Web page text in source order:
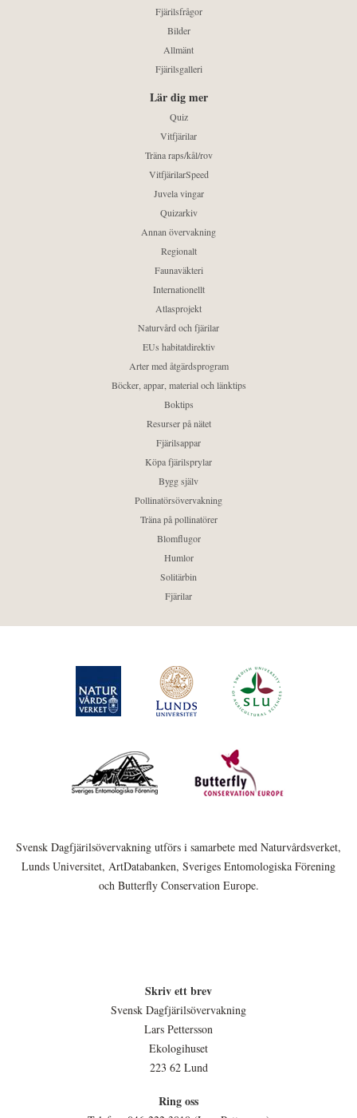
Fjärilsfrågor
Bilder
Allmänt
Fjärilsgalleri
Lär dig mer
Quiz
Vitfjärilar
Träna raps/kål/rov
VitfjärilarSpeed
Juvela vingar
Quizarkiv
Annan övervakning
Regionalt
Faunaväkteri
Internationellt
Atlasprojekt
Naturvård och fjärilar
EUs habitatdirektiv
Arter med åtgärdsprogram
Böcker, appar, material och länktips
Boktips
Resurser på nätet
Fjärilsappar
Köpa fjärilsprylar
Bygg själv
Pollinatörsövervakning
Träna på pollinatörer
Blomflugor
Humlor
Solitärbin
Fjärilar
Svensk Dagfjärilsövervakning utförs i samarbete med Naturvårdsverket,
Lunds Universitet, ArtDatabanken, Sveriges Entomologiska Förening
och Butterfly Conservation Europe.
Skriv ett brev
Svensk Dagfjärilsövervakning
Lars Pettersson
Ekologihuset
223 62 Lund
Ring oss